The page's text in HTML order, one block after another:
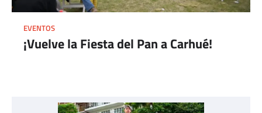
EVENTOS
¡Vuelve la Fiesta del Pan a Carhué!